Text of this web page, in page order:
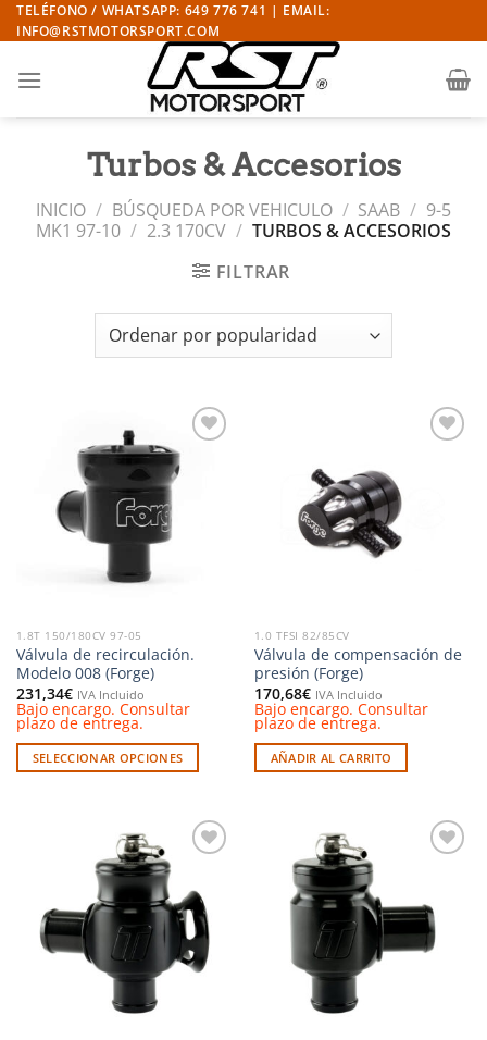
Saltar
al
TELÉFONO / WHATSAPP: 649 776 741 | EMAIL:
INFO@RSTMOTORSPORT.COM
Turbos & Accesorios
INICIO / BÚSQUEDA POR VEHICULO / SAAB / 9-5
MK1 97-10 / 2.3 170CV / TURBOS & ACCESORIOS
FILTRAR
Añadir
1.8T 150/180CV 97-05
Válvula de recirculación.
Modelo 008 (Forge)
231,34€ IVA Incluido
Bajo encargo. Consultar
plazo de entrega.
SELECCIONAR OPCIONES
opciones
1.0 TFSI 82/85CV
Válvula de compensación de
presión (Forge)
170,68€ IVA Incluido
Bajo encargo. Consultar
plazo de entrega.
AÑADIR AL CARRITO
lista de
deseos
deseos